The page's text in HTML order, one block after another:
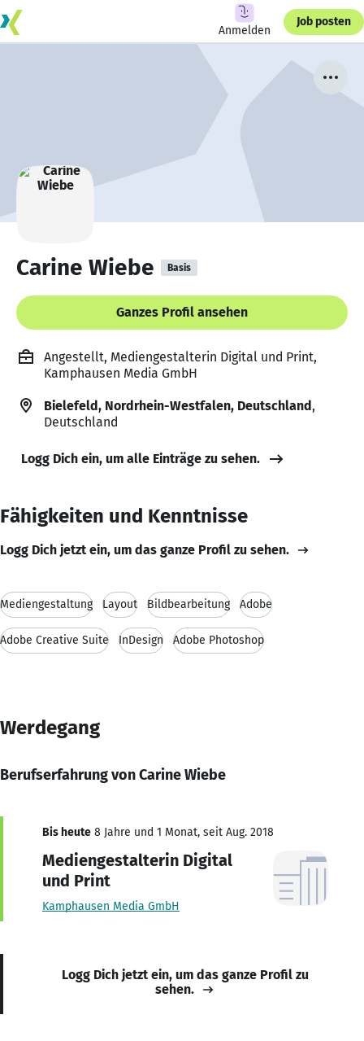
Anmelden
Job posten
Carine Wiebe Basis
Ganzes Profil ansehen
Angestellt, Mediengestalterin Digital und Print,
Kamphausen Media GmbH
Bielefeld, Nordrhein-Westfalen, Deutschland,
Deutschland
Logg Dich ein, um alle Einträge zu sehen.
Fähigkeiten und Kenntnisse
Logg Dich jetzt ein, um das ganze Profil zu sehen.
Mediengestaltung Layout Bildbearbeitung Adobe
Adobe Creative Suite InDesign Adobe Photoshop
Werdegang
Berufserfahrung von Carine Wiebe
Bis heute 8 Jahre und 1 Monat, seit Aug. 2018
Mediengestalterin Digital
und Print
Kamphausen Media GmbH
Logg Dich jetzt ein, um das ganze Profil zu
sehen.